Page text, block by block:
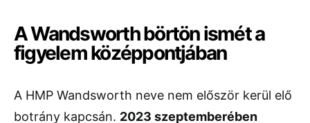
A Wandsworth börtön ismét a
figyelem középpontjában
A HMP Wandsworth neve nem először kerül elő
botrány kapcsán. 2023 szeptemberében